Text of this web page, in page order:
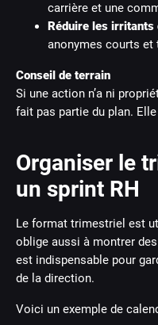
carrière et une
Réduire les irritants
anonymes courts et
Conseil de terrain
Si une action n’a ni
fait pas partie du plan.
Organiser le
un sprint RH
Le format trimestriel est
oblige aussi à montrer
est indispensable pour
de la direction.
Voici un exemple de